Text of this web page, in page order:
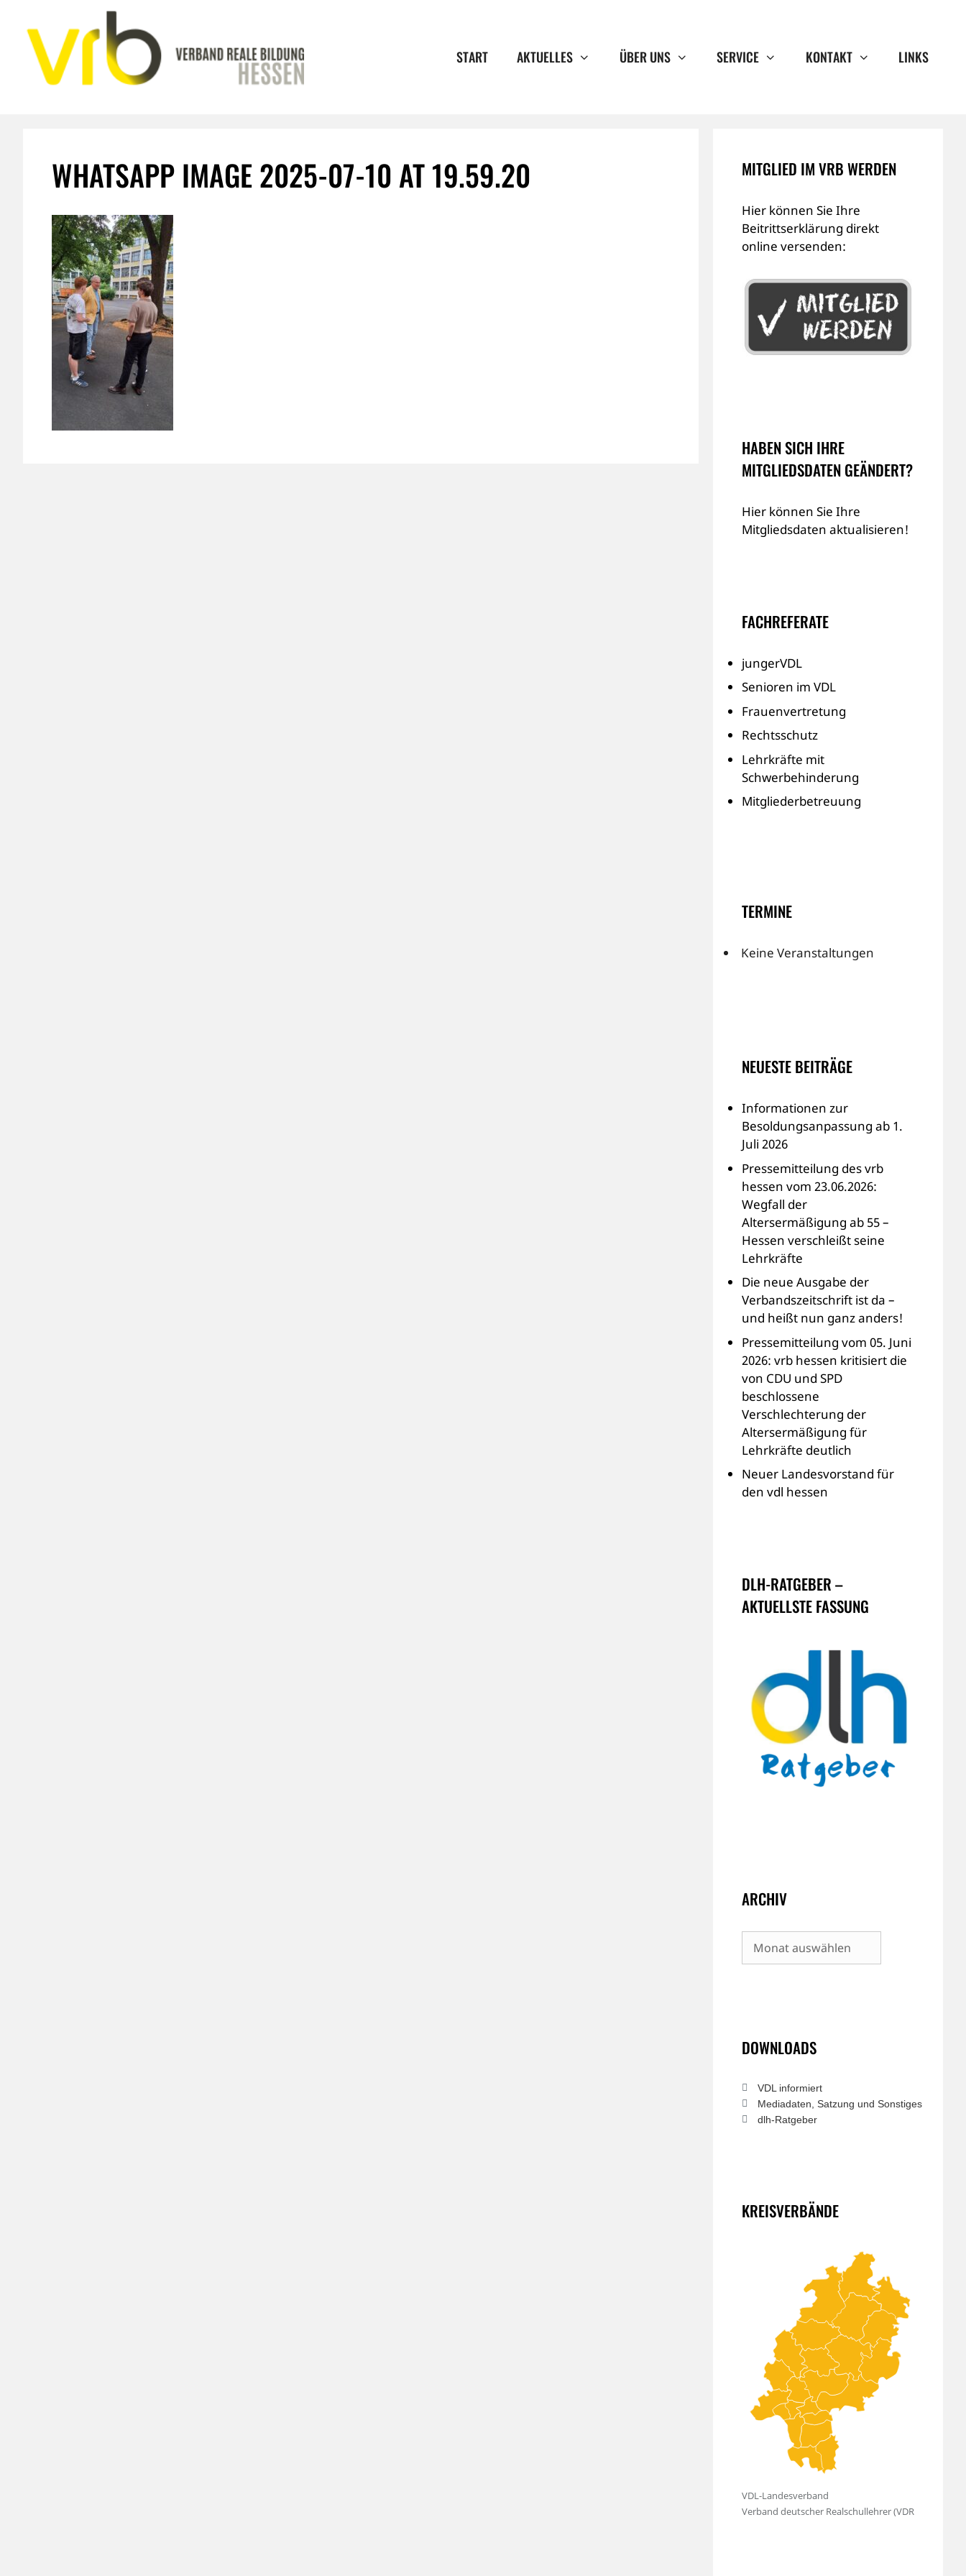
Inhalt
springen
START AKTUELLES ÜBER UNS SERVICE KONTAKT LINKS
WHATSAPP IMAGE 2025-07-10 AT 19.59.20 MITGLIED IM VRB WERDEN
Hier können Sie Ihre
Beitrittserklärung direkt
online versenden:
HABEN SICH IHRE
MITGLIEDSDATEN GEÄNDERT?
Hier können Sie Ihre
Mitgliedsdaten aktualisieren!
FACHREFERATE
jungerVDL
Senioren im VDL
Frauenvertretung
Rechtsschutz
Lehrkräfte mit
Schwerbehinderung
Mitgliederbetreuung
TERMINE
Keine Veranstaltungen
NEUESTE BEITRÄGE
Informationen zur
Besoldungsanpassung ab 1.
Juli 2026
Pressemitteilung des vrb
hessen vom 23.06.2026:
Wegfall der
Altersermäßigung ab 55 –
Hessen verschleißt seine
Lehrkräfte
Die neue Ausgabe der
Verbandszeitschrift ist da –
und heißt nun ganz anders!
Pressemitteilung vom 05. Juni
2026: vrb hessen kritisiert die
von CDU und SPD
beschlossene
Verschlechterung der
Altersermäßigung für
Lehrkräfte deutlich
Neuer Landesvorstand für
den vdl hessen
DLH-RATGEBER –
AKTUELLSTE FASSUNG
ARCHIV
Archiv
DOWNLOADS
VDL informiert
Mediadaten, Satzung und Sonstiges
dlh-Ratgeber
KREISVERBÄNDE